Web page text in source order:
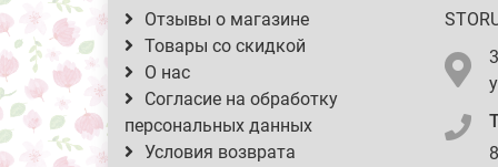
Отзывы о магазине
Товары со скидкой
О нас
Согласие на обработку
персональных данных
Условия возврата